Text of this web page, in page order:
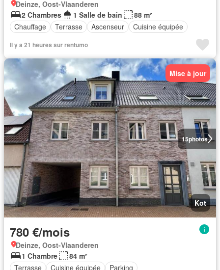
Deinze, Oost-Vlaanderen
2 Chambres
1 Salle de bain
88 m²
Chauffage
Terrasse Ascenseur Cuisine équipée
Il y a 21 heures sur rentumo
15photos
Mise à jour
Kot
780 €/mois
Deinze, Oost-Vlaanderen
1 Chambre
84 m²
Terrasse
Cuisine équipée Parking